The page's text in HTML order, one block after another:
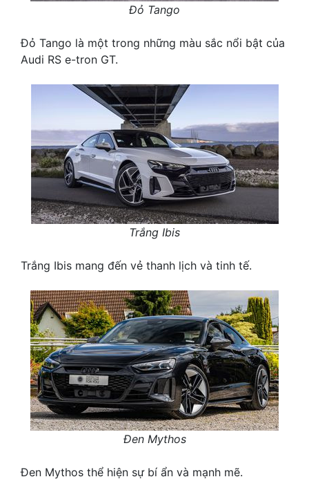
Đỏ Tango
Đỏ Tango là một trong những màu sắc nổi bật của
Audi RS e-tron GT.
Trắng Ibis
Trắng Ibis mang đến vẻ thanh lịch và tinh tế.
Đen Mythos
Đen Mythos thể hiện sự bí ẩn và mạnh mẽ.